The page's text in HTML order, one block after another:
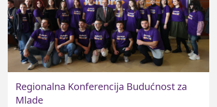
Regionalna Konferencija Budućnost za
Mlade